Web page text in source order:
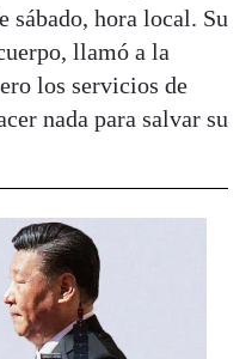
sábado, hora local. Su
llamó a la
los servicios de
nada para salvar su